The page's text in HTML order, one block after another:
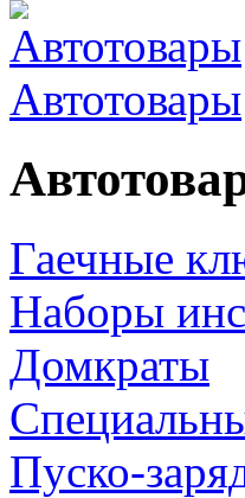
Автотовары
Гаечные
Наборы
Домкраты
Пуско-